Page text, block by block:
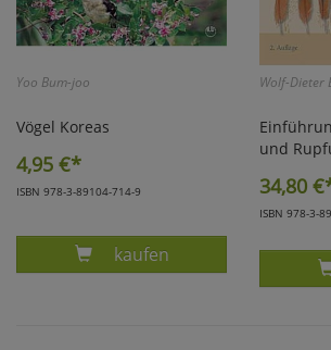
Yoo Bum-joo
Vögel Koreas
4,95 €*
ISBN 978-3-89104-714-9
Produkt BEOM-JOO,
kaufen
Wolf-Dieter
und
34,80
ISBN 978-3-